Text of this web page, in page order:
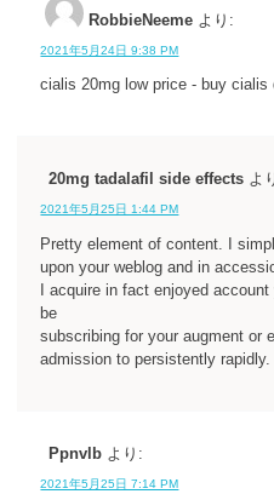
RobbieNeeme より:
2021年5月24日 9:38 PM
cialis 20mg low price - buy
20mg tadalafil side effects よ
2021年5月25日 1:44 PM
Pretty element of content. I
upon your weblog and in
I acquire in fact enjoyed
be
subscribing for your augment or
admission to persistently
Ppnvlb より:
2021年5月25日 7:14 PM